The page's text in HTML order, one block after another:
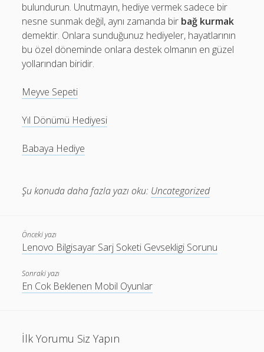
bulundurun. Unutmayın, hediye vermek sadece bir
nesne sunmak değil, aynı zamanda bir bağ kurmak
demektir. Onlara sunduğunuz hediyeler, hayatlarının
bu özel döneminde onlara destek olmanın en güzel
yollarından biridir.
Meyve Sepeti
Yıl Dönümü Hediyesi
Babaya Hediye
Şu konuda daha fazla yazı oku: Uncategorized
Önceki yazı
Lenovo Bilgisayar Sarj Soketi Gevsekligi Sorunu
Sonraki yazı
En Cok Beklenen Mobil Oyunlar
İlk Yorumu Siz Yapın